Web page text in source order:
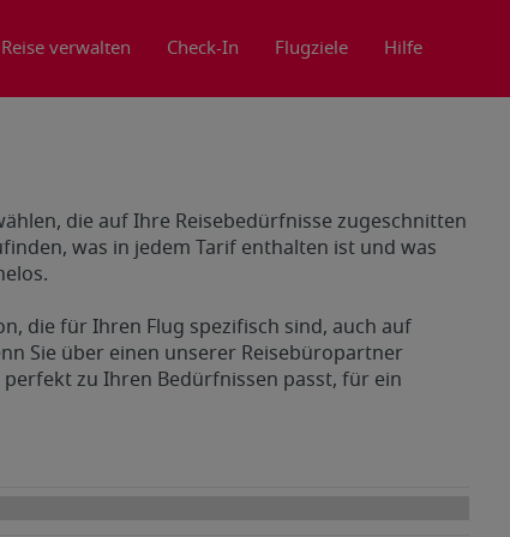
Reise verwalten Check-In Flugziele Hilfe
die auf Ihre Reisebedürfnisse zugeschnitten
was in jedem Tarif enthalten ist und was
die für Ihren Flug spezifisch sind, auch auf
Sie über einen unserer Reisebüropartner
zu Ihren Bedürfnissen passt, für ein